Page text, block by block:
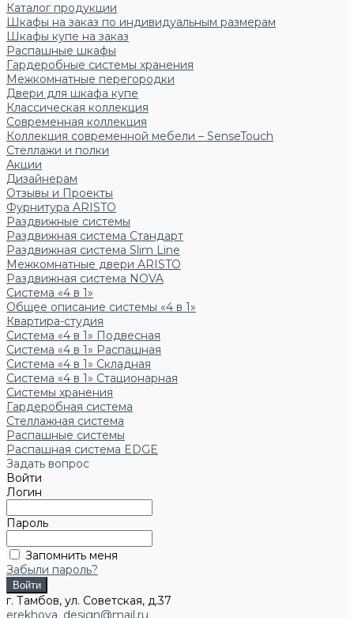
Каталог продукции
Шкафы на заказ по индивидуальным размерам
Шкафы купе на заказ
Распашные шкафы
Гардеробные системы хранения
Межкомнатные перегородки
Двери для шкафа купе
Классическая коллекция
Современная коллекция
Коллекция современной мебели – SenseTouch
Стеллажи и полки
Акции
Дизайнерам
Отзывы и Проекты
Фурнитура ARISTO
Раздвижные системы
Раздвижная система Стандарт
Раздвижная система Slim Line
Межкомнатные двери ARISTO
Раздвижная система NOVA
Система «4 в 1»
Общее описание системы «4 в 1»
Квартира-студия
Система «4 в 1» Подвесная
Система «4 в 1» Распашная
Система «4 в 1» Складная
Система «4 в 1» Стационарная
Системы хранения
Гардеробная система
Стеллажная система
Распашные системы
Распашная система EDGE
Задать вопрос
Войти
Логин
Пароль
Запомнить меня
Забыли пароль?
г. Тамбов, ул. Советская, д.37
erekhova_design@mail.ru